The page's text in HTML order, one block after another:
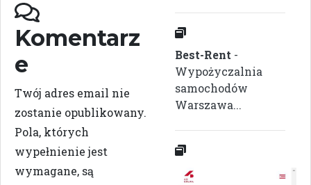
Komentarz
e
Twój adres email nie
zostanie opublikowany.
Pola, których
wypełnienie jest
wymagane, są
Best-Rent -
Wypożyczalnia
samochodów
Warszawa...